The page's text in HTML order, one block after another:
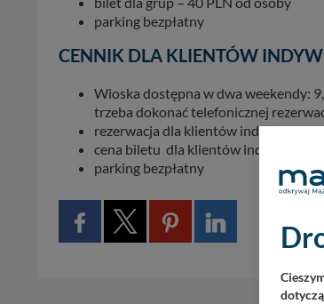
parking bezpłatny
CENNIK DLA KLIENTÓW
Wioska dostępna w dwa weekendy:
trzeba dokonać telefonicznej
rezerwacja dla klientów
cena biletu dla klientów
parking bezpłatny